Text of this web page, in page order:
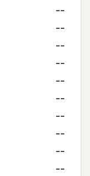
--
--
--
--
--
--
--
--
--
--